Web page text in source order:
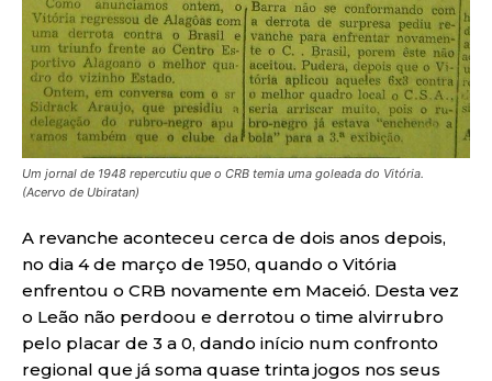
Um jornal de 1948 repercutiu que o CRB temia uma goleada do Vitória.
(Acervo de Ubiratan)
A revanche aconteceu cerca de dois anos depois,
no dia 4 de março de 1950, quando o Vitória
enfrentou o CRB novamente em Maceió. Desta vez
o Leão não perdoou e derrotou o time alvirrubro
pelo placar de 3 a 0, dando início num confronto
regional que já soma quase trinta jogos nos seus